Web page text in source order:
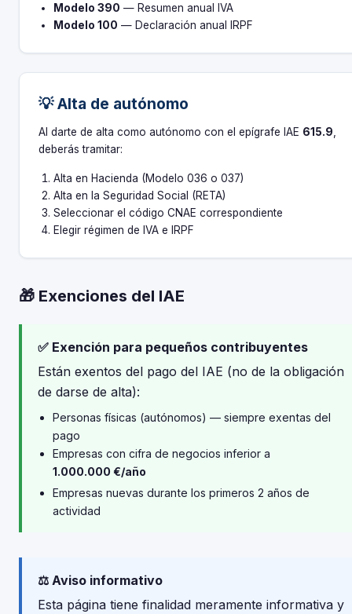
Modelo 390 — Resumen anual IVA
Modelo 100 — Declaración anual IRPF
💡 Alta de autónomo
Al darte de alta como autónomo con el epígrafe IAE 615.9,
deberás tramitar:
Alta en Hacienda (Modelo 036 o 037)
Alta en la Seguridad Social (RETA)
Seleccionar el código CNAE correspondiente
Elegir régimen de IVA e IRPF
🎁 Exenciones del IAE
✅ Exención para pequeños contribuyentes
Están exentos del pago del IAE (no de la obligación
de darse de alta):
Personas físicas (autónomos) — siempre exentas del
pago
Empresas con cifra de negocios inferior a
1.000.000 €/año
Empresas nuevas durante los primeros 2 años de
actividad
⚖️ Aviso informativo
Esta página tiene finalidad meramente informativa y